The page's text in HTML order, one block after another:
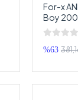
For-x
Boy 200
200A
%63